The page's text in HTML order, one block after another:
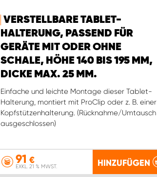
VERSTELLBARE TABLET-
HALTERUNG, PASSEND FÜR
GERÄTE MIT ODER OHNE
SCHALE, HÖHE 140 BIS 195 MM,
DICKE MAX. 25 MM.
Einfache und leichte Montage dieser Tablet-
Halterung, montiert mit ProClip oder z. B. einer
Kopfstützenhalterung. (Rücknahme/Umtausch
ausgeschlossen)
91 €
EXKL. 21 % MWST. HINZUFÜGEN